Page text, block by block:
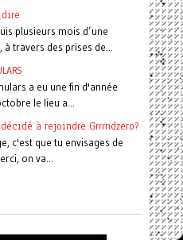
dire
plusieurs mois d’une
travers des prises de...
a eu une fin d'année
le lieu a...
à rejoindre Grrrndzero?
c'est que tu envisages de
on va...